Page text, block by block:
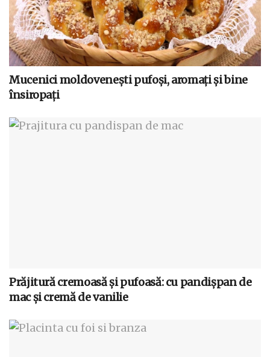
Mucenici moldovenești pufoși, aromați și bine
însiropați
Prăjitură cremoasă și pufoasă: cu pandișpan de
mac și cremă de vanilie